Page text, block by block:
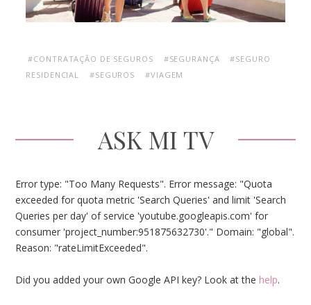
#CONTRATAÇÃO DE SEGUROS #SEGURANÇA
#SEGURO
RESIDENCIAL
#SEGUROS #VIAGEM
ASK MI TV
Error type: "Too Many Requests". Error message: "Quota
exceeded for quota metric 'Search Queries' and limit 'Search
Queries per day' of service 'youtube.googleapis.com' for
consumer 'project_number:951875632730'." Domain: "global".
Reason: "rateLimitExceeded".
Did you added your own Google API key? Look at the help.